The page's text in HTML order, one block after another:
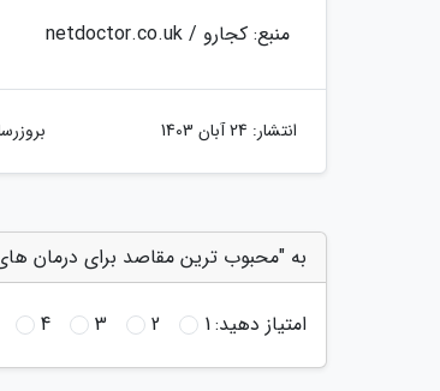
منبع: کجارو / netdoctor.co.uk
انتشار: 24 آبان 1403
به "محبوب ترین مقاصد برای درمان
امتیاز دهید:1
2
3
4